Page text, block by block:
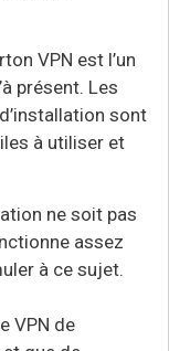
VPN est l’un
présent. Les
sont
à utiliser et
ne soit pas
assez
à ce sujet.
VPN de